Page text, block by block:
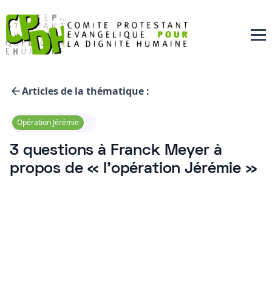
Articles de la thématique :
Opération Jérémie
3 questions à Franck Meyer à
propos de « l’opération Jérémie »